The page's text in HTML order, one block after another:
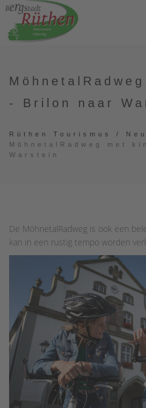
- Brilon naar
Rüthen Tourismus /
MöhnetalRadweg met
Warstein
De MöhnetalRadweg is ook een
kan in een rustig tempo worden